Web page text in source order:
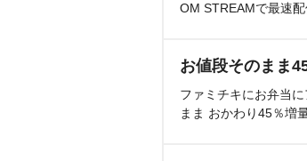
OM STREAMで最速
お値段そのまま
ファミチキにお弁当
まま おかわり45％増